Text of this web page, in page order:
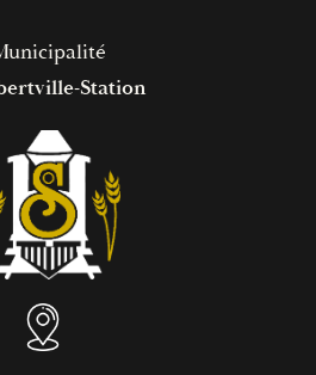
Station